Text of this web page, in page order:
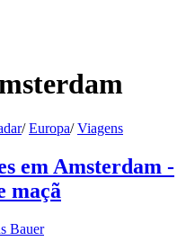
/ Europa/ Viagens
em Amsterdam -
maçã
Bauer